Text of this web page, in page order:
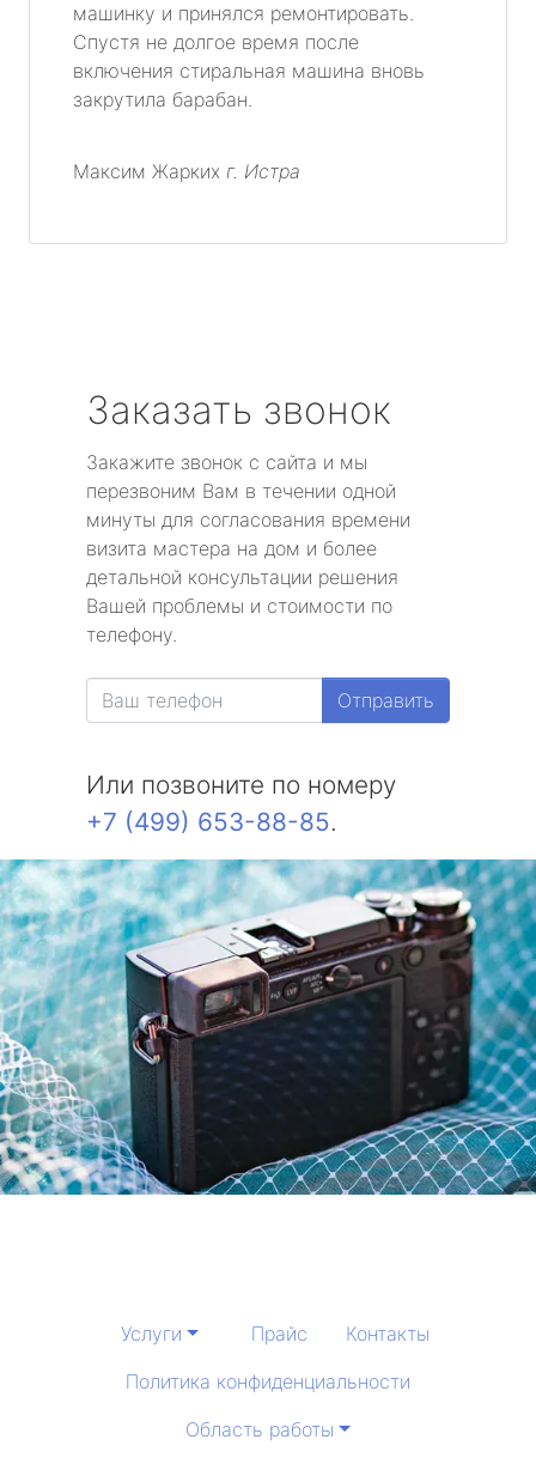
машинку и принялся ремонтировать.
Спустя не долгое время после
включения стиральная машина вновь
закрутила барабан.
Максим Жарких г. Истра
Заказать звонок
Закажите звонок с сайта и мы
перезвоним Вам в течении одной
минуты для согласования времени
визита мастера на дом и более
детальной консультации решения
Вашей проблемы и стоимости по
телефону.
Отправить
Или позвоните по номеру
+7 (499) 653-88-85.
Услуги Прайс
Контакты
Политика конфиденциальности
Область работы